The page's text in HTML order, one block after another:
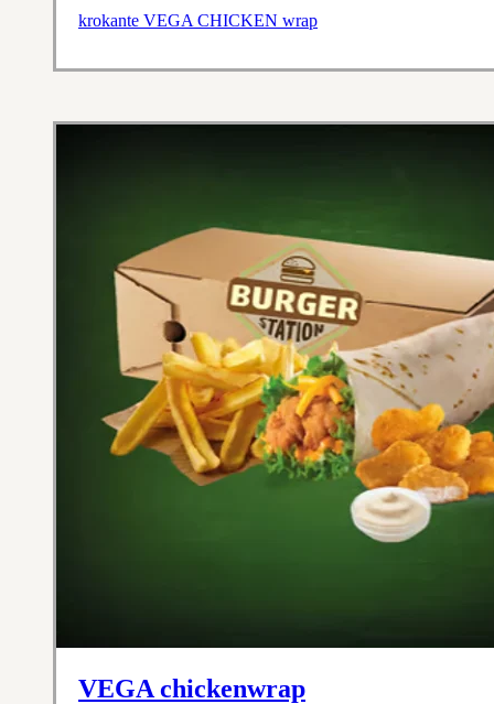
krokante VEGA CHICKEN wrap
VEGA chickenwrap